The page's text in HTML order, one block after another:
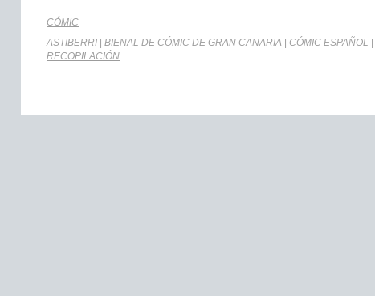
CÓMIC
ASTIBERRI
BIENAL DE CÓMIC DE GRAN CANARIA CÓMIC ESPAÑOL
RECOPILACIÓN